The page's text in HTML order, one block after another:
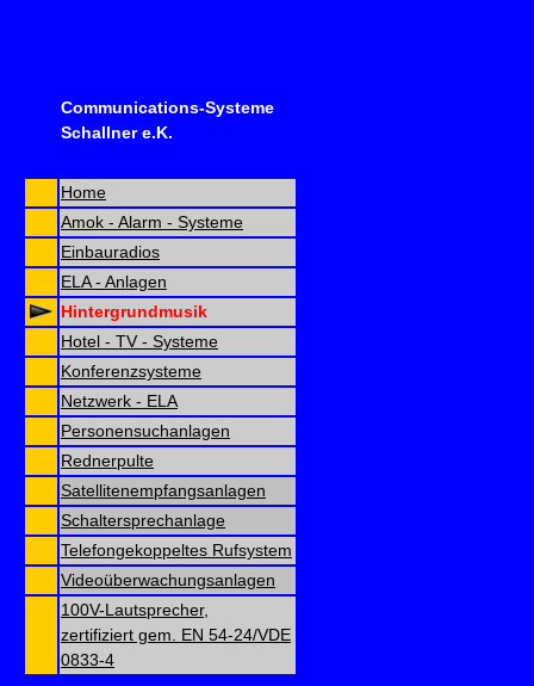
Communications-Systeme
Schallner e.K.
Home
Amok - Alarm - Systeme
Einbauradios
ELA - Anlagen
Hintergrundmusik
Hotel - TV - Systeme
Konferenzsysteme
Netzwerk - ELA
Personensuchanlagen
Rednerpulte
Satellitenempfangsanlagen
Schaltersprechanlage
Telefongekoppeltes Rufsystem
Videoüberwachungsanlagen
100V-Lautsprecher,
zertifiziert gem. EN 54-24/VDE
0833-4